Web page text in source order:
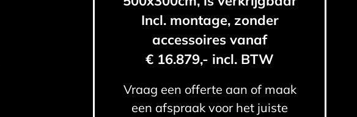
Incl. montage, zonder
accessoires vanaf
€ 16.879,- incl. BTW
Vraag een offerte aan of maak
een afspraak voor het juiste